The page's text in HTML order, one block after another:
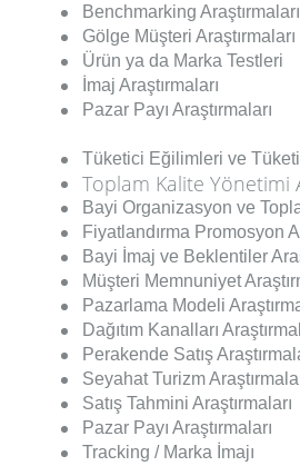
Benchmarking
Gölge Müşteri
Ürün ya da Marka
İmaj
Pazar Payı
Tüketici Eğilimleri ve
Toplam Kalite Yönetimi
Bayi Organizasyon ve
Fiyatlandırma Promosyon
Bayi İmaj ve Beklentiler
Müşteri Memnuniyet
Pazarlama Modeli
Dağıtım Kanalları
Perakende Satış
Seyahat Turizm
Satış Tahmini Araştırmaları
Pazar Payı Araştırmaları
Tracking / Marka İmajı